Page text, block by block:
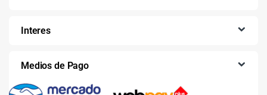
Interes
Medios de Pago